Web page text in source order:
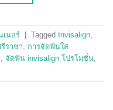
เนอร์ Tagged Invisalign,
ราชา, การจัดฟันใส
, จัดฟัน invisalign โปรโมชั่น,